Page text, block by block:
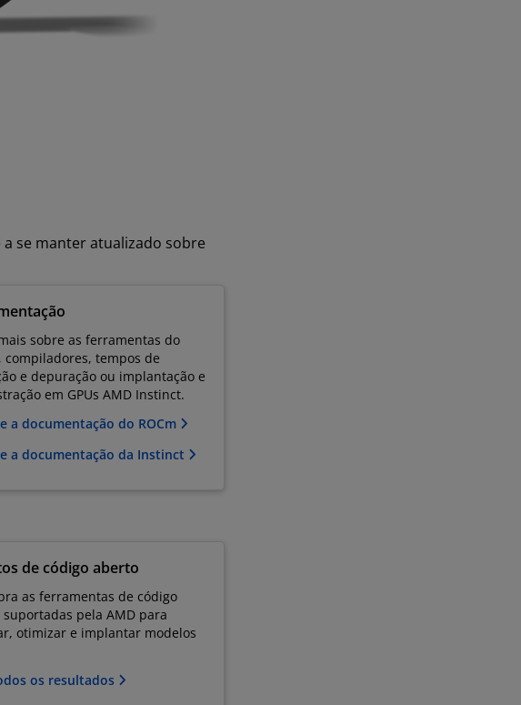
se manter atualizado sobre
sobre as ferramentas do
compiladores, tempos de
e depuração ou implantação e
em GPUs AMD Instinct.
a documentação do ROCm
a documentação da Instinct
de código aberto
as ferramentas de código
pela AMD para
otimizar e implantar modelos
os resultados